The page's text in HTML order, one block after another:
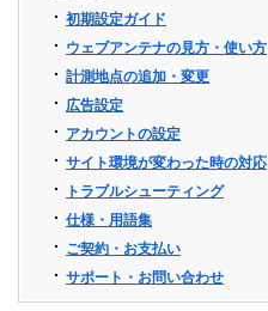
初期設定ガイド
ウェブアンテナの見方・使い方
計測地点の追加・変更
広告設定
アカウントの設定
サイト環境が変わった時の対応
トラブルシューティング
仕様・用語集
ご契約・お支払い
サポート・お問い合わせ